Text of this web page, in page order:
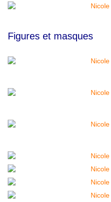
Figures et masques